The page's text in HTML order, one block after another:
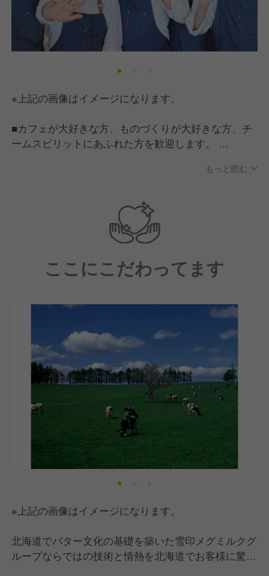
※上記の画像はイメージになります。
■カフェが大好きな方、ものづくりが大好きな方、チ
ームスピリットにあふれた方を歓迎します。
併設カフェです。何事にも前向きにチャレンジする意
もっと読む
ここにこだわってます
※上記の画像はイメージになります。
北海道でバター文化の基礎を築いた雪印メグミルクグ
ループならではの技術と情熱を北海道でお客様に驚き